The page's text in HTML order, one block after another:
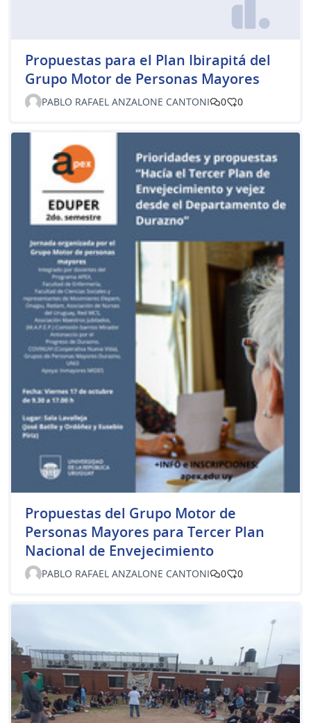
Propuestas para el Plan Ibirapitá del
Grupo Motor de Personas Mayores
PABLO RAFAEL ANZALONE CANTONI 0 0
Propuestas del Grupo Motor de
Personas Mayores para Tercer Plan
Nacional de Envejecimiento
PABLO RAFAEL ANZALONE CANTONI 0 0